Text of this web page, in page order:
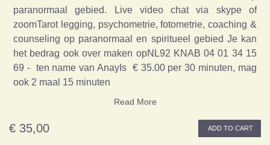
paranormaal gebied. Live video chat via skype of
zoomTarot legging, psychometrie, fotometrie, coaching &
counseling op paranormaal en spiritueel gebied Je kan
het bedrag ook over maken opNL92 KNAB 04 01 34 15
69 - ten name van AnayIs € 35.00 per 30 minuten, mag
ook 2 maal 15 minuten
Read More
€ 35,00 ADD TO CART